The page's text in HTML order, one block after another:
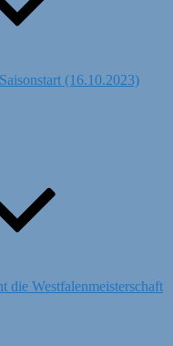
(16.10.2023)
die Westfalenmeisterschaft